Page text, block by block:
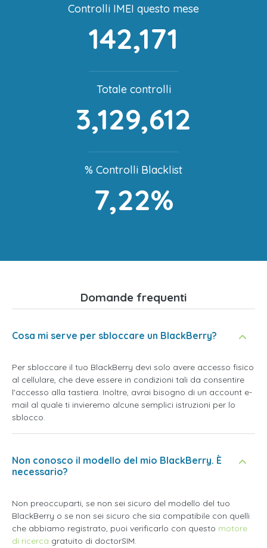
Controlli IMEI questo mese
142,171
Totale controlli
3,129,612
% Controlli Blacklist
7,22%
Domande frequenti
Cosa mi serve per sbloccare un BlackBerry?
Per sbloccare il tuo BlackBerry devi solo avere accesso fisico
al cellulare, che deve essere in condizioni tali da consentire
l'accesso alla tastiera. Inoltre, avrai bisogno di un account e-
mail al quale ti invieremo alcune semplici istruzioni per lo
sblocco.
Non conosco il modello del mio BlackBerry. È
necessario?
Non preoccuparti, se non sei sicuro del modello del tuo
BlackBerry o se non sei sicuro che sia compatibile con quelli
che abbiamo registrato, puoi verificarlo con questo motore
di ricerca gratuito di doctorSIM.